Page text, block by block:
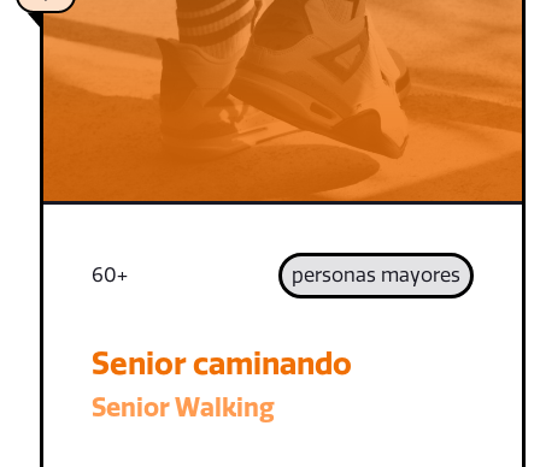
60+ personas mayores
Senior caminando
Senior Walking